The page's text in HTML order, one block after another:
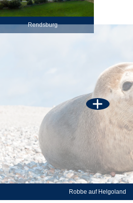
Rendsburg
Robbe auf Helgoland